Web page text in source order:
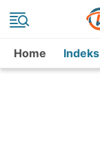
Home Indeks